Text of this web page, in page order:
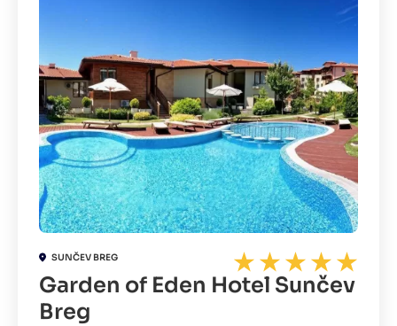
SUNČEV BREG
Garden of Eden Hotel Sunčev
Breg